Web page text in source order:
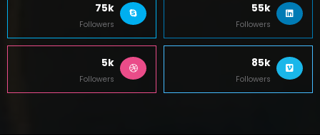
55k
Followers
75k
Followers
85k
Followers
5k
Followers